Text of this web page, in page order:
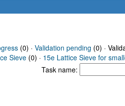
(0) · Validation pending (0) ·
Sieve (0) · 15e Lattice Sieve for
Task name: